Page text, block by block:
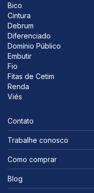
Bico
Cintura
Debrum
Diferenciado
Domínio Público
Embutir
Fio
Fitas de Cetim
Renda
Viés
Contato
Trabalhe conosco
Como comprar
Blog